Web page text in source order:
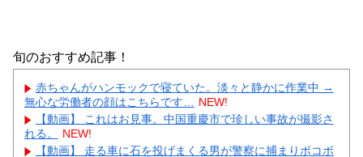
旬のおすすめ記事！
赤ちゃんがハンモックで寝ていた。淡々と静かに作業中 →
無心な労働者の顔はこちらです…
NEW!
【動画】 これはお見事。中国重慶市で珍しい事故が撮影さ
れる。
NEW!
【動画】 走る車に石を投げまくる男が警察に捕まりボコボ